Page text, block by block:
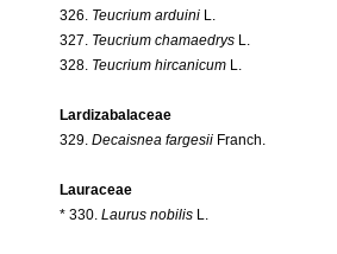
326. Teucrium arduini L.
327. Teucrium chamaedrys L.
328. Teucrium hircanicum L.
Lardizabalaceae
329. Decaisnea fargesii Franch.
Lauraceae
* 330. Laurus nobilis L.